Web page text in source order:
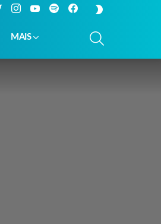
TwitterInstagramYouTubeSpotify Facebook
MAIS